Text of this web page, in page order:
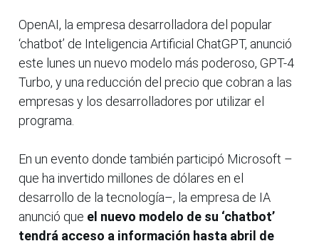
OpenAI, la empresa desarrolladora del popular
‘chatbot’ de Inteligencia Artificial ChatGPT, anunció
este lunes un nuevo modelo más poderoso, GPT-4
Turbo, y una reducción del precio que cobran a las
empresas y los desarrolladores por utilizar el
programa.
En un evento donde también participó Microsoft –
que ha invertido millones de dólares en el
desarrollo de la tecnología–, la empresa de IA
anunció que el nuevo modelo de su ‘chatbot’
tendrá acceso a información hasta abril de